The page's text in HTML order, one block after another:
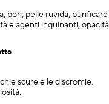
pori, pelle ruvida, purificare
e agenti inquinanti,
scure e le discromie.